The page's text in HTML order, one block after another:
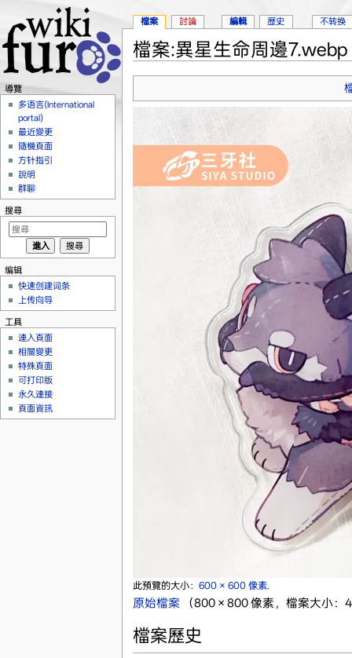
檔案:異星生命周邊7.webp
此預覽的大小： 600 × 600 像素.
原始檔案 （800 × 800 像素，檔案大小
檔案歷史
檔案 討論 編輯 歷史 不转换
導覽
多语言(International
portal)
最近變更
隨機頁面
方针指引
說明
群聊
搜尋
编辑
快速创建词条
上传向导
工具
連入頁面
相關變更
特殊頁面
可打印版
永久連接
頁面資訊